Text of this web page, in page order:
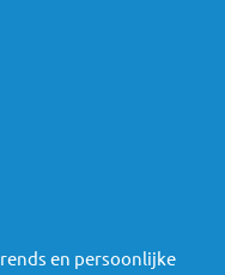
en persoonlijke